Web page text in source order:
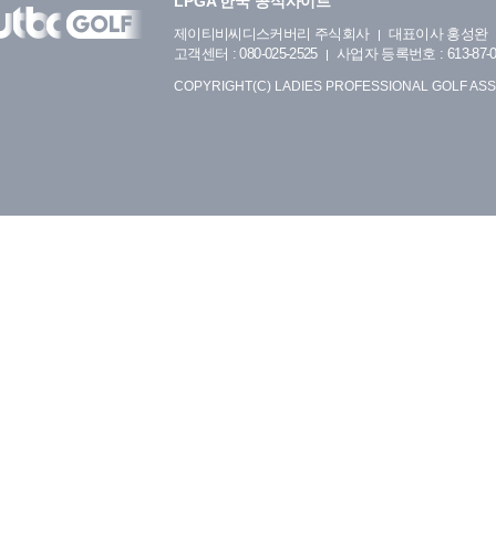
제이티비씨디스커버리 주식회사
대표이사 홍성완
고객센터 : 080-025-2525
사업자 등록번호 : 613-87-
COPYRIGHT(C) LADIES PROFESSIONAL GOLF